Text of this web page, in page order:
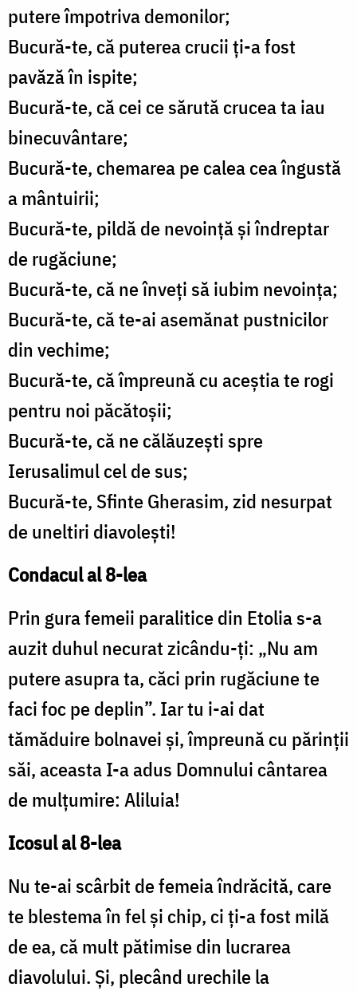
putere împotriva demonilor;
Bucură-te, că puterea crucii ţi-a fost
pavăză în ispite;
Bucură-te, că cei ce sărută crucea ta iau
binecuvântare;
Bucură-te, chemarea pe calea cea îngustă
a mântuirii;
Bucură-te, pildă de nevoinţă şi îndreptar
de rugăciune;
Bucură-te, că ne înveţi să iubim nevoinţa;
Bucură-te, că te-ai asemănat pustnicilor
din vechime;
Bucură-te, că împreună cu aceştia te rogi
pentru noi păcătoşii;
Bucură-te, că ne călăuzeşti spre
Ierusalimul cel de sus;
Bucură-te, Sfinte Gherasim, zid nesurpat
de uneltiri diavoleşti!
Condacul al 8-lea
Prin gura femeii paralitice din Etolia s-a
auzit duhul necurat zicându-ţi: „Nu am
putere asupra ta, căci prin rugăciune te
faci foc pe deplin”. Iar tu i-ai dat
tămăduire bolnavei şi, împreună cu părinţii
săi, aceasta I-a adus Domnului cântarea
de mulţumire: Aliluia!
Icosul al 8-lea
Nu te-ai scârbit de femeia îndrăcită, care
te blestema în fel şi chip, ci ţi-a fost milă
de ea, că mult pătimise din lucrarea
diavolului. Şi, plecând urechile la